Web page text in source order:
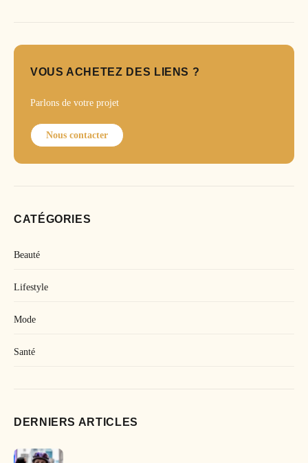
VOUS ACHETEZ DES LIENS ?
Parlons de votre projet
Nous contacter
CATÉGORIES
Beauté
Lifestyle
Mode
Santé
DERNIERS ARTICLES